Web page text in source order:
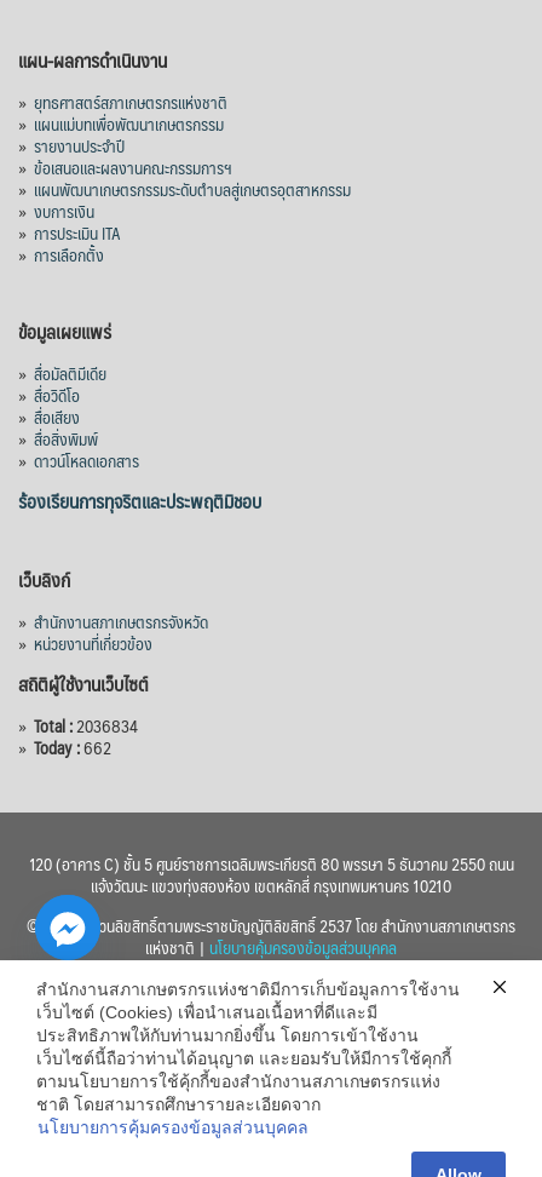
แผน-ผลการดำเนินงาน
» ยุทธศาสตร์สภาเกษตรกรแห่งชาติ
» แผนแม่บทเพื่อพัฒนาเกษตรกรรม
» รายงานประจำปี
» ข้อเสนอและผลงานคณะกรรมการฯ
» แผนพัฒนาเกษตรกรรมระดับตำบลสู่เกษตรอุตสาหกรรม
» งบการเงิน
» การประเมิน ITA
» การเลือกตั้ง
ข้อมูลเผยแพร่
» สื่อมัลติมีเดีย
» สื่อวิดีโอ
» สื่อเสียง
» สื่อสิ่งพิมพ์
» ดาวน์โหลดเอกสาร
ร้องเรียนการทุจริตและประพฤติมิชอบ
เว็บลิงก์
» สำนักงานสภาเกษตรกรจังหวัด
» หน่วยงานที่เกี่ยวข้อง
สถิติผู้ใช้งานเว็บไซต์
» Total :2036834
» Today :662
120 (อาคาร C) ชั้น 5 ศูนย์ราชการเฉลิมพระเกียรติ 80 พรรษา 5 ธันวาคม 2550 ถนน
แจ้งวัฒนะ แขวงทุ่งสองห้อง เขตหลักสี่ กรุงเทพมหานคร 10210
© 2560 สงวนลิขสิทธิ์ตามพระราชบัญญัติลิขสิทธิ์ 2537 โดย สำนักงานสภาเกษตรกร
แห่งชาติ | นโยบายคุ้มครองข้อมูลส่วนบุคคล
สำนักงานสภาเกษตรกรแห่งชาติมีการเก็บข้อมูลการใช้งาน
เว็บไซต์ (Cookies) เพื่อนำเสนอเนื้อหาที่ดีและมี
ประสิทธิภาพให้กับท่านมากยิ่งขึ้น โดยการเข้าใช้งาน
เว็บไซต์นี้ถือว่าท่านได้อนุญาต และยอมรับให้มีการใช้คุกกี้
ตามนโยบายการใช้คุ้กกี้ของสำนักงานสภาเกษตรกรแห่ง
ชาติ โดยสามารถศึกษารายละเอียดจาก
นโยบายการคุ้มครองข้อมูลส่วนบุคคล
Hide
chaty